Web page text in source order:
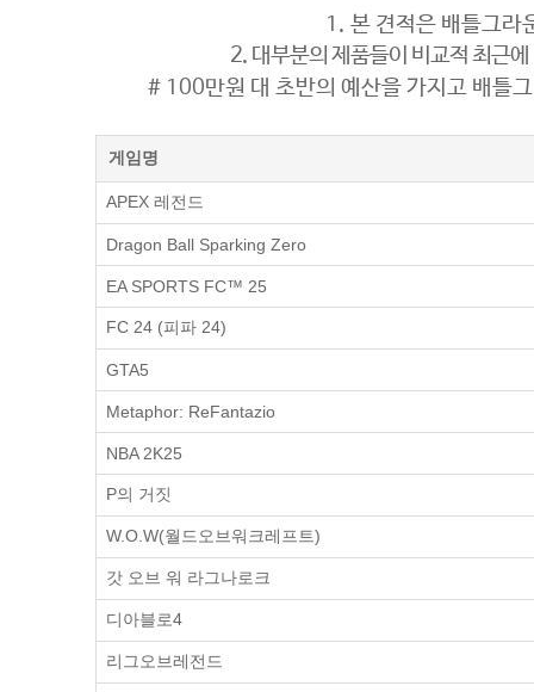
1. 본 견적은 배틀그라
2. 대부분의 제품들이 비교적 최근
# 100만원 대 초반의 예산을 가지고 배틀
게임명
APEX 레전드
Dragon Ball Sparking Zero
EA SPORTS FC™ 25
FC 24 (피파 24)
GTA5
Metaphor: ReFantazio
NBA 2K25
P의 거짓
W.O.W(월드오브워크레프트)
갓 오브 워 라그나로크
디아블로4
리그오브레전드